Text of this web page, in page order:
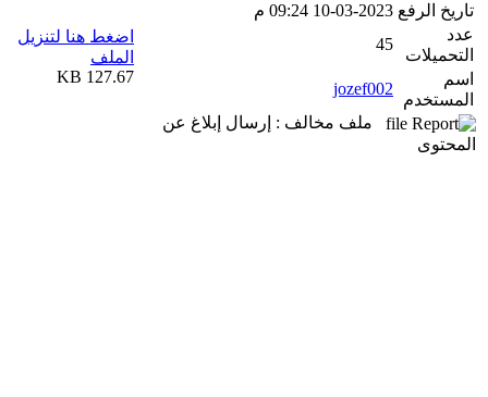
تاريخ الرفع 10-03-2023 09:24 م
عدد
التحميلات
45
اسم
المستخدم
jozef002
ملف مخالف : إرسال إبلاغ عن
المحتوى
اضغط هنا لتنزيل
الملف
127.67 KB